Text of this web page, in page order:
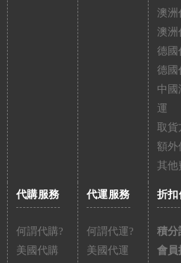
澳洲
澳洲
德國
德國
中國
運
取貨
額外
其他
代購服務
何謂代購?
美國代購
代運服務
何謂代運?
美國代運
折扣
積分
會員